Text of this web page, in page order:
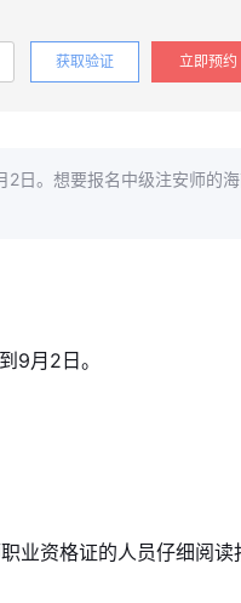
获取验证 立即预约
日。想要报名中级注安师的
9月2日。
业资格证的人员仔细阅读